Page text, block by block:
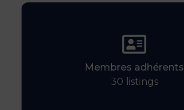
Membres adhérents
30 listings